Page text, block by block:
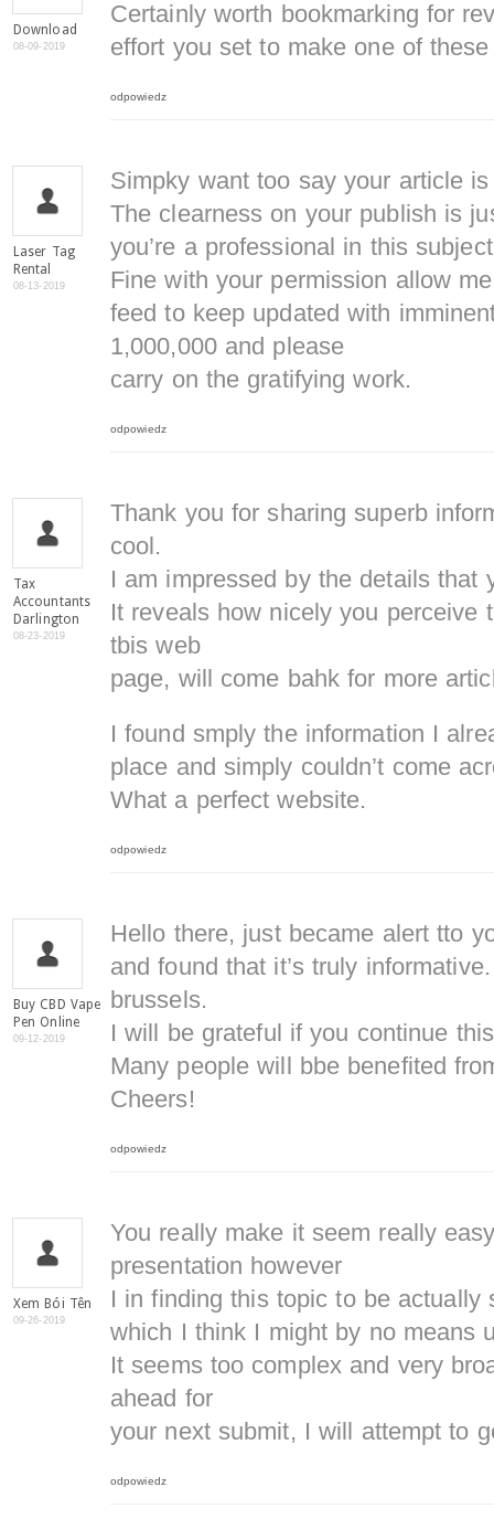
Download
08-09-2019
Certainly worth bookmarking for
effort you set to make one of
odpowiedz
Laser Tag
Rental
08-13-2019
Simpky want too say your article
The clearness on your publish is
you’re a professional in this
Fine with your permission allow
feed to keep updated with
1,000,000 and please
carry on the gratifying work.
odpowiedz
Tax
Accountants
Darlington
08-23-2019
Thank you for sharing superb
cool.
I am impressed by the details that
It reveals how nicely you perceive
tbis web
page, will come bahk for more
I found smply the information I
place and simply couldn’t come
What a perfect website.
odpowiedz
Buy CBD Vape
Pen Online
09-12-2019
Hello there, just became alert tto
and found that it’s truly
brussels.
I will be grateful if you continue
Many people will bbe benefited
Cheers!
odpowiedz
Xem Bói Tên
09-26-2019
You really make it seem really
presentation however
I in finding this topic to be actually
which I think I might by no means
It seems too complex and very
ahead for
your next submit, I will attempt to
odpowiedz